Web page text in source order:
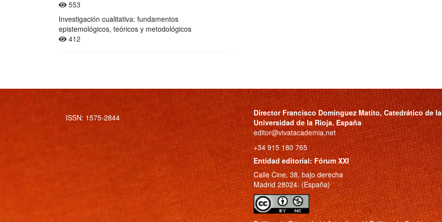
553
Investigación cualitativa: fundamentos
epistemológicos, teóricos y metodológicos
412
ISSN: 1575-2844 Director Francisco Domínguez Matito, Catedrático de la
Universidad de la Rioja. España
editor@vivatacademia.net
+34 915 180 765
Entidad editorial: Fórum XXI
Calle Cine, 38, bajo derecha
Madrid 28024. (España)